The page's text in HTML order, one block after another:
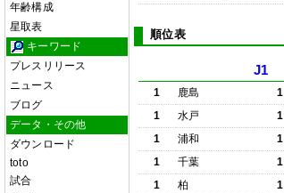
年齢構成
星取表
キーワード
プレスリリース
ニュース
ブログ
データ・その他
ダウンロード
toto
試合
順位表
J1
1 鹿島 1
1
水戸 1
1
浦和 1
1
千葉 1
1
柏 1